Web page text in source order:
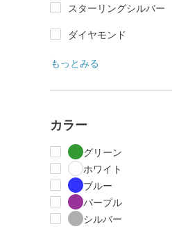
スターリングシルバー
ダイヤモンド
もっとみる
カラー
グリーン
ホワイト
ブルー
パープル
シルバー